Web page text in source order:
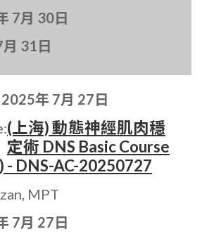
7月 30日
31日
2025年 7月 27日
(上海) 動態神經肌肉穩
定術 DNS Basic Course
- DNS-AC-20250727
MPT
7月 27日